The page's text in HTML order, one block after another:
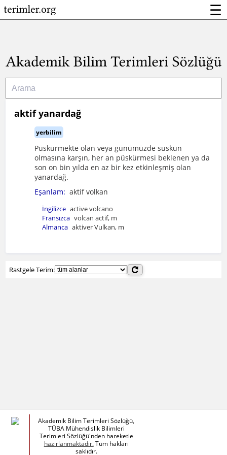
☰
aktif yanardağ
yerbilim
Püskürmekte olan veya günümüzde suskun
olmasına karşın, her an püskürmesi beklenen ya da
son on bin yılda en az bir kez etkinleşmiş olan
yanardağ.
Eşanlam: aktif volkan
İngilizce active volcano
Fransızca volcan actif, m
Almanca aktiver Vulkan, m
Rastgele Terim:
Akademik Bilim Terimleri Sözlüğü,
TÜBA Mühendislik Bilimleri
Terimleri Sözlüğü'nden hareketle
hazırlanmaktadır.Tüm hakları
saklıdır.